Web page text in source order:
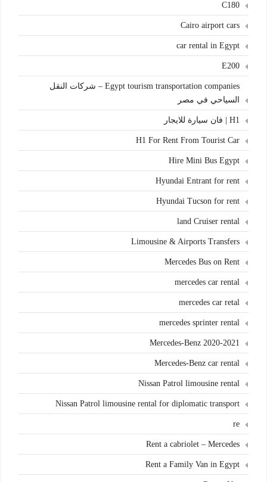
C180
Cairo airport cars
car rental in Egypt
E200
Egypt tourism transportation companies – شركات النقل
السياحي في مصر
H1 | فان سيارة للايجار
H1 For Rent From Tourist Car
Hire Mini Bus Egypt
Hyundai Entrant for rent
Hyundai Tucson for rent
land Cruiser rental
Limousine & Airports Transfers
Mercedes Bus on Rent
mercedes car rental
mercedes car retal
mercedes sprinter rental
Mercedes-Benz 2020-2021
Mercedes-Benz car rental
Nissan Patrol limousine rental
Nissan Patrol limousine rental for diplomatic transport
re
Rent a cabriolet – Mercedes
Rent a Family Van in Egypt